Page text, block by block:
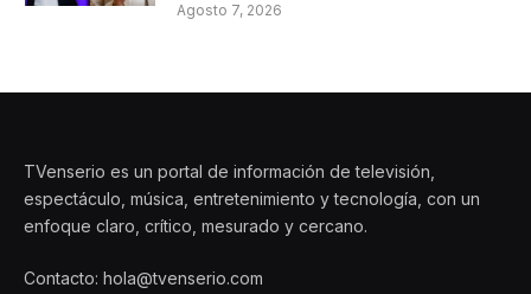
Agosto 7, 2026
TVenserio es un portal de información de televisión,
espectáculo, música, entretenimiento y tecnología, con un
enfoque claro, crítico, mesurado y cercano.
Contacto: hola@tvenserio.com